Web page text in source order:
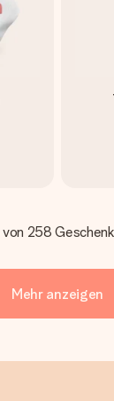
258
Mehr anzeigen